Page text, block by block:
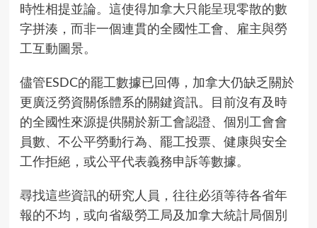
時性相提並論。這使得加拿大只能呈現零散的數
字拼湊，而非一個連貫的全國性工會、雇主與勞
工互動圖景。
儘管ESDC的罷工數據已回傳，加拿大仍缺乏關於
更廣泛勞資關係體系的關鍵資訊。目前沒有及時
的全國性來源提供關於新工會認證、個別工會會
員數、不公平勞動行為、罷工投票、健康與安全
工作拒絕，或公平代表義務申訴等數據。
尋找這些資訊的研究人員，往往必須等待各省年
報的不均，或向省級勞工局及加拿大統計局個別